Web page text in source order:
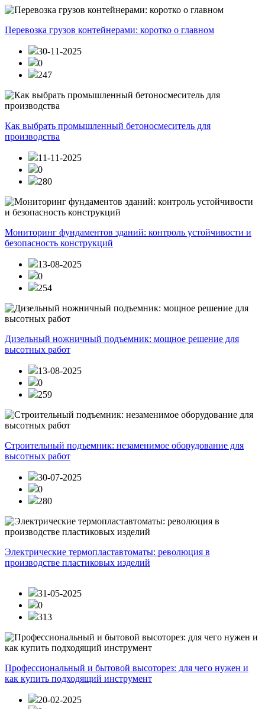
Перевозка грузов контейнерами: коротко о главном
30-11-2025
0
247
Как выбрать промышленный бетоносмеситель для
производства
11-11-2025
0
280
Мониторинг фундаментов зданий: контроль устойчивости и
безопасность конструкций
13-08-2025
0
254
Дизельный ножничный подъемник: мощное решение для
высотных работ
13-08-2025
0
259
Строительный подъемник: незаменимое оборудование для
высотных работ
30-07-2025
0
280
Электрические термопластавтоматы: революция в
производстве пластиковых изделий
31-05-2025
0
313
Профессиональный и бытовой высоторез: для чего нужен и
как купить подходящий инструмент
20-02-2025